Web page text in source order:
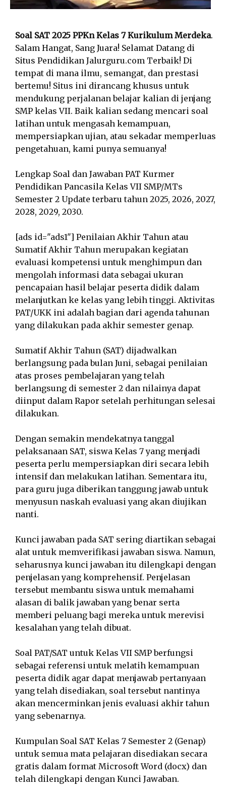
Soal SAT 2025 PPKn Kelas 7 Kurikulum Merdeka.
Salam Hangat, Sang Juara! Selamat Datang di
Situs Pendidikan Jalurguru.com Terbaik! Di
tempat di mana ilmu, semangat, dan prestasi
bertemu! Situs ini dirancang khusus untuk
mendukung perjalanan belajar kalian di jenjang
SMP kelas VII. Baik kalian sedang mencari soal
latihan untuk mengasah kemampuan,
mempersiapkan ujian, atau sekadar memperluas
pengetahuan, kami punya semuanya!
Lengkap Soal dan Jawaban PAT Kurmer
Pendidikan Pancasila Kelas VII SMP/MTs
Semester 2 Update terbaru tahun 2025, 2026, 2027,
2028, 2029, 2030.
[ads id="ads1"] Penilaian Akhir Tahun atau
Sumatif Akhir Tahun merupakan kegiatan
evaluasi kompetensi untuk menghimpun dan
mengolah informasi data sebagai ukuran
pencapaian hasil belajar peserta didik dalam
melanjutkan ke kelas yang lebih tinggi. Aktivitas
PAT/UKK ini adalah bagian dari agenda tahunan
yang dilakukan pada akhir semester genap.
Sumatif Akhir Tahun (SAT) dijadwalkan
berlangsung pada bulan Juni, sebagai penilaian
atas proses pembelajaran yang telah
berlangsung di semester 2 dan nilainya dapat
diinput dalam Rapor setelah perhitungan selesai
dilakukan.
Dengan semakin mendekatnya tanggal
pelaksanaan SAT, siswa Kelas 7 yang menjadi
peserta perlu mempersiapkan diri secara lebih
intensif dan melakukan latihan. Sementara itu,
para guru juga diberikan tanggung jawab untuk
menyusun naskah evaluasi yang akan diujikan
nanti.
Kunci jawaban pada SAT sering diartikan sebagai
alat untuk memverifikasi jawaban siswa. Namun,
seharusnya kunci jawaban itu dilengkapi dengan
penjelasan yang komprehensif. Penjelasan
tersebut membantu siswa untuk memahami
alasan di balik jawaban yang benar serta
memberi peluang bagi mereka untuk merevisi
kesalahan yang telah dibuat.
Soal PAT/SAT untuk Kelas VII SMP berfungsi
sebagai referensi untuk melatih kemampuan
peserta didik agar dapat menjawab pertanyaan
yang telah disediakan, soal tersebut nantinya
akan mencerminkan jenis evaluasi akhir tahun
yang sebenarnya.
Kumpulan Soal SAT Kelas 7 Semester 2 (Genap)
untuk semua mata pelajaran disediakan secara
gratis dalam format Microsoft Word (docx) dan
telah dilengkapi dengan Kunci Jawaban.